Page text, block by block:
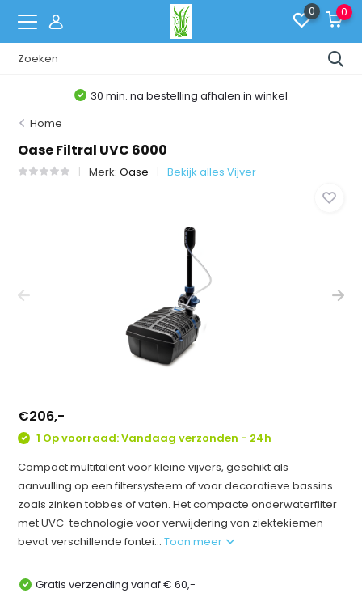
0 0
30 min. na bestelling afhalen in winkel
Home
Oase Filtral UVC 6000
Merk:Oase Bekijk alles Vijver
€206,-
1 Op voorraad: Vandaag verzonden - 24h
Compact multitalent voor kleine vijvers, geschikt als
aanvulling op een filtersysteem of voor decoratieve bassins
zoals zinken tobbes of vaten. Het compacte onderwaterfilter
met UVC-technologie voor verwijdering van ziektekiemen
bevat verschillende fontei...Toon meer
Gratis verzending vanaf € 60,-